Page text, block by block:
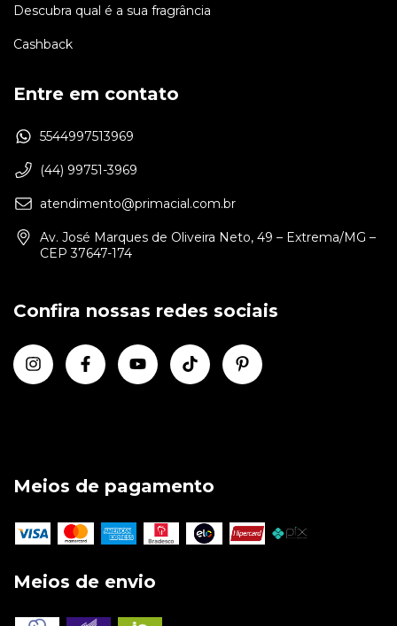
Descubra qual é a sua fragrância
Cashback
Entre em contato
5544997513969
(44) 99751-3969
atendimento@primacial.com.br
Av. José Marques de Oliveira Neto, 49 – Extrema/MG –
CEP 37647-174
Confira nossas redes sociais
Meios de pagamento
Meios de envio